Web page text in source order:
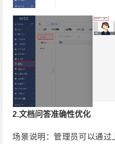
2.文档问答准确性优化
场景说明：管理员可以通